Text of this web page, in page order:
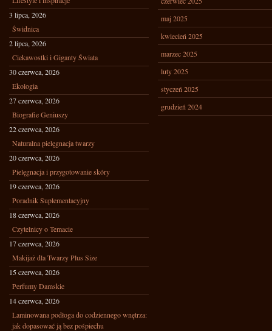
3 lipca, 2026
Świdnica
2 lipca, 2026
Ciekawostki i Giganty Świata
30 czerwca, 2026
Ekologia
27 czerwca, 2026
Biografie Geniuszy
22 czerwca, 2026
Naturalna pielęgnacja twarzy
20 czerwca, 2026
Pielęgnacja i przygotowanie skóry
19 czerwca, 2026
Poradnik Suplementacyjny
18 czerwca, 2026
Czytelnicy o Temacie
17 czerwca, 2026
Makijaż dla Twarzy Plus Size
15 czerwca, 2026
Perfumy Damskie
14 czerwca, 2026
Laminowana podłoga do codziennego wnętrza:
jak dopasować ją bez pośpiechu
maj 2025
kwiecień 2025
marzec 2025
luty 2025
styczeń 2025
grudzień 2024